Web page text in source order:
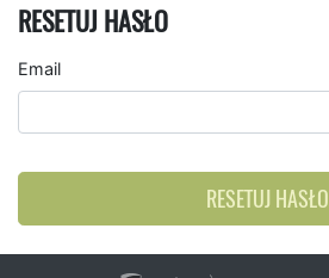
RESETUJ HASŁO
Email
RESETUJ HASŁO